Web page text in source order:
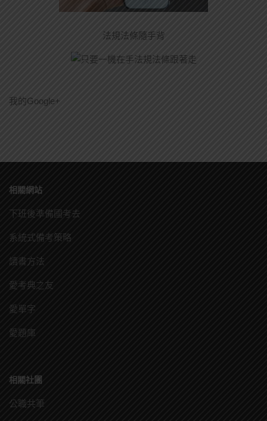
法規法條隨手背
我的Google+
相關網站
下班後準備國考去
系統式備考策略
讀書方法
愛考典之友
愛單字
愛題庫
相關社團
公職共筆